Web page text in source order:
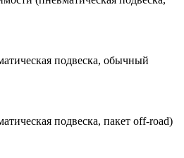
подвеска, обычный
подвеска, пакет off-road)